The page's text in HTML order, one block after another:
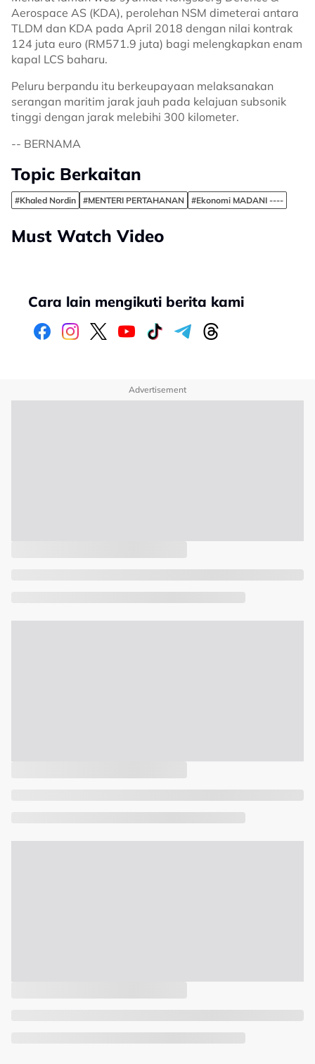
Aerospace AS (KDA), perolehan NSM dimeterai antara
TLDM dan KDA pada April 2018 dengan nilai kontrak
124 juta euro (RM571.9 juta) bagi melengkapkan enam
kapal LCS baharu.
Peluru berpandu itu berkeupayaan melaksanakan
serangan maritim jarak jauh pada kelajuan subsonik
tinggi dengan jarak melebihi 300 kilometer.
-- BERNAMA
Topic Berkaitan
#Khaled Nordin #MENTERI PERTAHANAN #Ekonomi MADANI ----
Must Watch Video
Cara lain mengikuti berita kami
Advertisement